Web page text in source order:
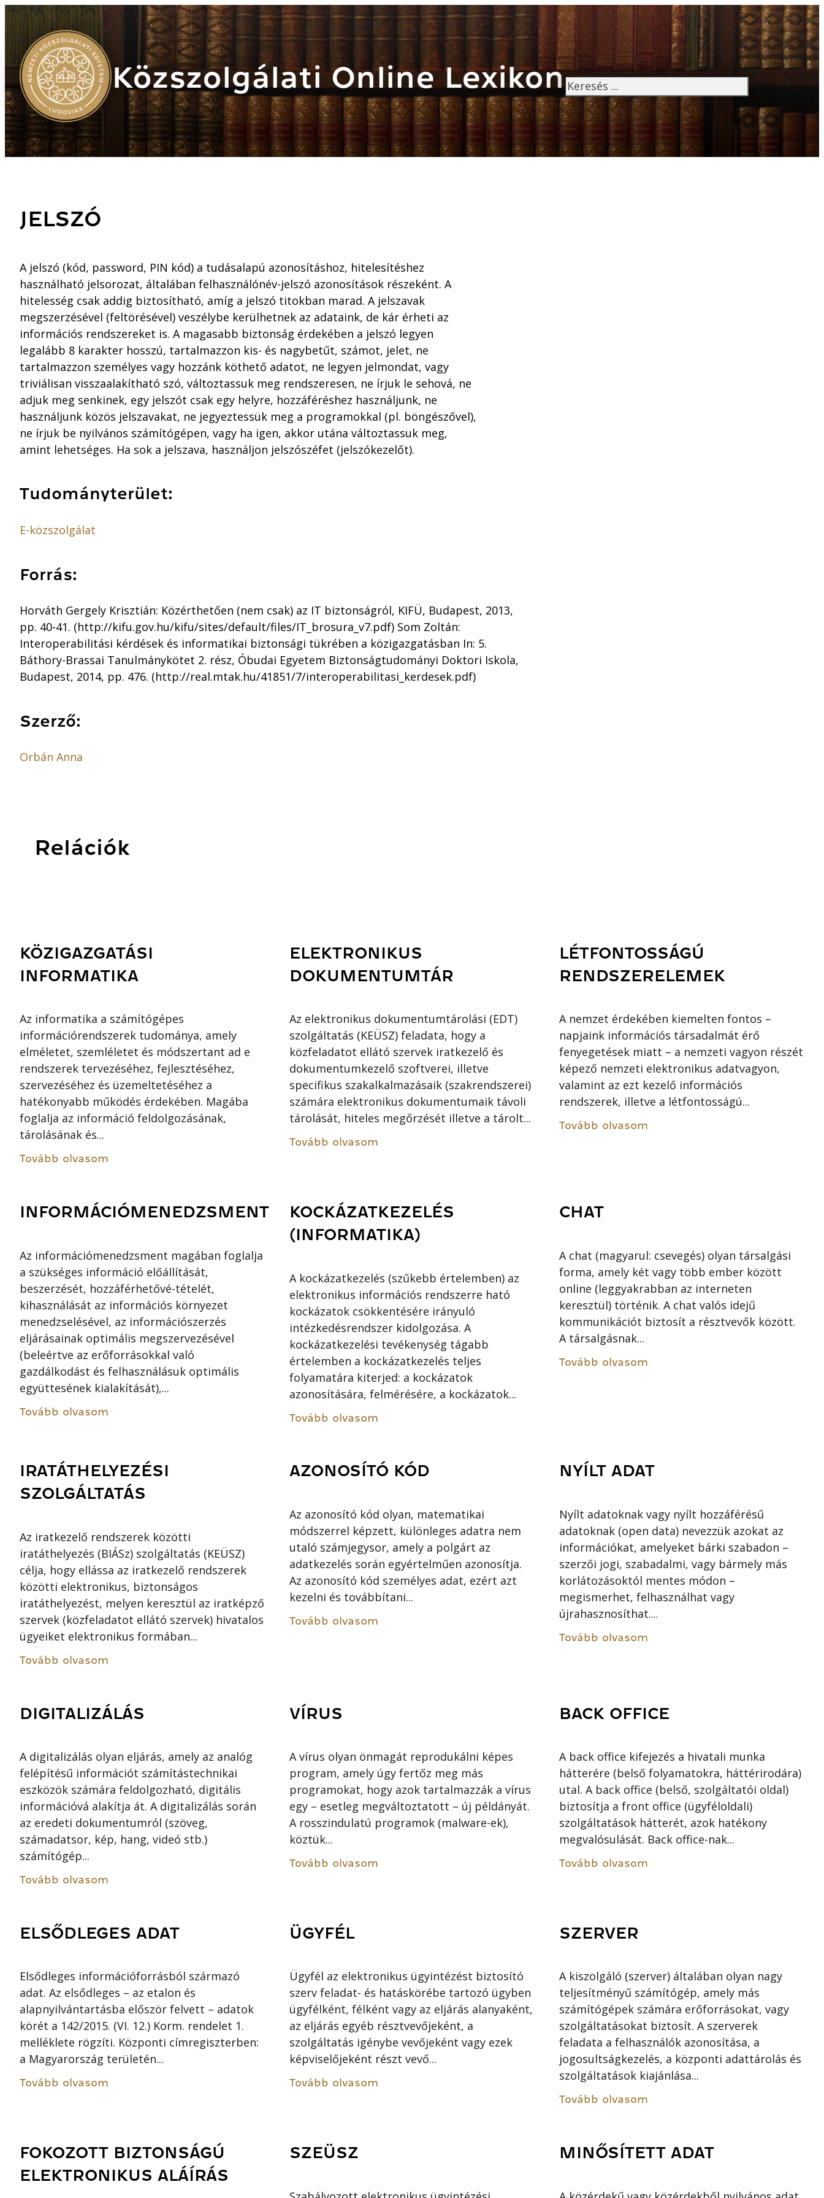
Közszolgálati Online Lexikon Keresés
JELSZÓ
A jelszó (kód, password, PIN kód) a tudásalapú azonosításhoz, hitelesítéshez
használható jelsorozat, általában felhasználónév-jelszó azonosítások részeként. A
hitelesség csak addig biztosítható, amíg a jelszó titokban marad. A jelszavak
megszerzésével (feltörésével) veszélybe kerülhetnek az adataink, de kár érheti az
információs rendszereket is. A magasabb biztonság érdekében a jelszó legyen
legalább 8 karakter hosszú, tartalmazzon kis- és nagybetűt, számot, jelet, ne
tartalmazzon személyes vagy hozzánk köthető adatot, ne legyen jelmondat, vagy
triviálisan visszaalakítható szó, változtassuk meg rendszeresen, ne írjuk le sehová, ne
adjuk meg senkinek, egy jelszót csak egy helyre, hozzáféréshez használjunk, ne
használjunk közös jelszavakat, ne jegyeztessük meg a programokkal (pl. böngészővel),
ne írjuk be nyilvános számítógépen, vagy ha igen, akkor utána változtassuk meg,
amint lehetséges. Ha sok a jelszava, használjon jelszószéfet (jelszókezelőt).
Tudományterület:
E-közszolgálat
Forrás:
Horváth Gergely Krisztián: Közérthetően (nem csak) az IT biztonságról, KIFÜ, Budapest, 2013,
pp. 40-41. (http://kifu.gov.hu/kifu/sites/default/files/IT_brosura_v7.pdf) Som Zoltán:
Interoperabilitási kérdések és informatikai biztonsági tükrében a közigazgatásban In: 5.
Báthory-Brassai Tanulmánykötet 2. rész, Óbudai Egyetem Biztonságtudományi Doktori Iskola,
Budapest, 2014, pp. 476. (http://real.mtak.hu/41851/7/interoperabilitasi_kerdesek.pdf)
Szerző:
Orbán Anna
Relációk
KÖZIGAZGATÁSI
INFORMATIKA
Az informatika a számítógépes
információrendszerek tudománya, amely
elméletet, szemléletet és módszertant ad e
rendszerek tervezéséhez, fejlesztéséhez,
szervezéséhez és üzemeltetéséhez a
hatékonyabb működés érdekében. Magába
foglalja az információ feldolgozásának,
tárolásának és...
Tovább olvasom
ELEKTRONIKUS
DOKUMENTUMTÁR
Az elektronikus dokumentumtárolási (EDT)
szolgáltatás (KEÜSZ) feladata, hogy a
közfeladatot ellátó szervek iratkezelő és
dokumentumkezelő szoftverei, illetve
specifikus szakalkalmazásaik (szakrendszerei)
számára elektronikus dokumentumaik távoli
tárolását, hiteles megőrzését illetve a tárolt...
Tovább olvasom
LÉTFONTOSSÁGÚ
RENDSZERELEMEK
A nemzet érdekében kiemelten fontos –
napjaink információs társadalmát érő
fenyegetések miatt – a nemzeti vagyon részét
képező nemzeti elektronikus adatvagyon,
valamint az ezt kezelő információs
rendszerek, illetve a létfontosságú...
Tovább olvasom
INFORMÁCIÓMENEDZSMENT
Az információmenedzsment magában foglalja
a szükséges információ előállítását,
beszerzését, hozzáférhetővé-tételét,
kihasználását az információs környezet
menedzselésével, az információszerzés
eljárásainak optimális megszervezésével
(beleértve az erőforrásokkal való
gazdálkodást és felhasználásuk optimális
együttesének kialakítását),...
Tovább olvasom
KOCKÁZATKEZELÉS
(INFORMATIKA)
A kockázatkezelés (szűkebb értelemben) az
elektronikus információs rendszerre ható
kockázatok csökkentésére irányuló
intézkedésrendszer kidolgozása. A
kockázatkezelési tevékenység tágabb
értelemben a kockázatkezelés teljes
folyamatára kiterjed: a kockázatok
azonosítására, felmérésére, a kockázatok...
Tovább olvasom
CHAT
A chat (magyarul: csevegés) olyan társalgási
forma, amely két vagy több ember között
online (leggyakrabban az interneten
keresztül) történik. A chat valós idejű
kommunikációt biztosít a résztvevők között.
A társalgásnak...
Tovább olvasom
IRATÁTHELYEZÉSI
SZOLGÁLTATÁS
Az iratkezelő rendszerek közötti
iratáthelyezés (BIÁSz) szolgáltatás (KEÜSZ)
célja, hogy ellássa az iratkezelő rendszerek
közötti elektronikus, biztonságos
iratáthelyezést, melyen keresztül az iratképző
szervek (közfeladatot ellátó szervek) hivatalos
ügyeiket elektronikus formában...
Tovább olvasom
AZONOSÍTÓ KÓD
Az azonosító kód olyan, matematikai
módszerrel képzett, különleges adatra nem
utaló számjegysor, amely a polgárt az
adatkezelés során egyértelműen azonosítja.
Az azonosító kód személyes adat, ezért azt
kezelni és továbbítani...
Tovább olvasom
NYÍLT ADAT
Nyílt adatoknak vagy nyílt hozzáférésű
adatoknak (open data) nevezzük azokat az
információkat, amelyeket bárki szabadon –
szerzői jogi, szabadalmi, vagy bármely más
korlátozásoktól mentes módon –
megismerhet, felhasználhat vagy
újrahasznosíthat....
Tovább olvasom
DIGITALIZÁLÁS
A digitalizálás olyan eljárás, amely az analóg
felépítésű információt számítástechnikai
eszközök számára feldolgozható, digitális
információvá alakítja át. A digitalizálás során
az eredeti dokumentumról (szöveg,
számadatsor, kép, hang, videó stb.)
számítógép...
Tovább olvasom
VÍRUS
A vírus olyan önmagát reprodukálni képes
program, amely úgy fertőz meg más
programokat, hogy azok tartalmazzák a vírus
egy – esetleg megváltoztatott – új példányát.
A rosszindulatú programok (malware-ek),
köztük...
Tovább olvasom
BACK OFFICE
A back office kifejezés a hivatali munka
hátterére (belső folyamatokra, háttérirodára)
utal. A back office (belső, szolgáltatói oldal)
biztosítja a front office (ügyféloldali)
szolgáltatások hátterét, azok hatékony
megvalósulását. Back office-nak...
Tovább olvasom
ELSŐDLEGES ADAT
Elsődleges információforrásból származó
adat. Az elsődleges – az etalon és
alapnyilvántartásba először felvett – adatok
körét a 142/2015. (VI. 12.) Korm. rendelet 1.
melléklete rögzíti. Központi címregiszterben:
a Magyarország területén...
Tovább olvasom
ÜGYFÉL
Ügyfél az elektronikus ügyintézést biztosító
szerv feladat- és hatáskörébe tartozó ügyben
ügyfélként, félként vagy az eljárás alanyaként,
az eljárás egyéb résztvevőjeként, a
szolgáltatás igénybe vevőjeként vagy ezek
képviselőjeként részt vevő...
Tovább olvasom
SZERVER
A kiszolgáló (szerver) általában olyan nagy
teljesítményű számítógép, amely más
számítógépek számára erőforrásokat, vagy
szolgáltatásokat biztosít. A szerverek
feladata a felhasználók azonosítása, a
jogosultságkezelés, a központi adattárolás és
szolgáltatások kiajánlása...
Tovább olvasom
FOKOZOTT BIZTONSÁGÚ
ELEKTRONIKUS ALÁÍRÁS
SZEÜSZ MINŐSÍTETT ADAT